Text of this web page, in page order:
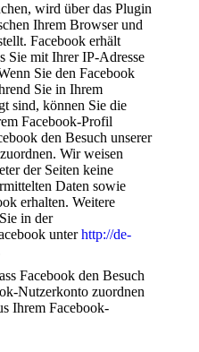
wird über das Plugin
Ihrem Browser und
Facebook erhält
Sie mit Ihrer IP-Adresse
Sie den Facebook
Sie in Ihrem
sind, können Sie die
Facebook-Profil
den Besuch unserer
Wir weisen
der Seiten keine
Daten sowie
erhalten. Weitere
in der
unterhttp://de-
Facebook den Besuch
Nutzerkonto zuordnen
Ihrem Facebook-